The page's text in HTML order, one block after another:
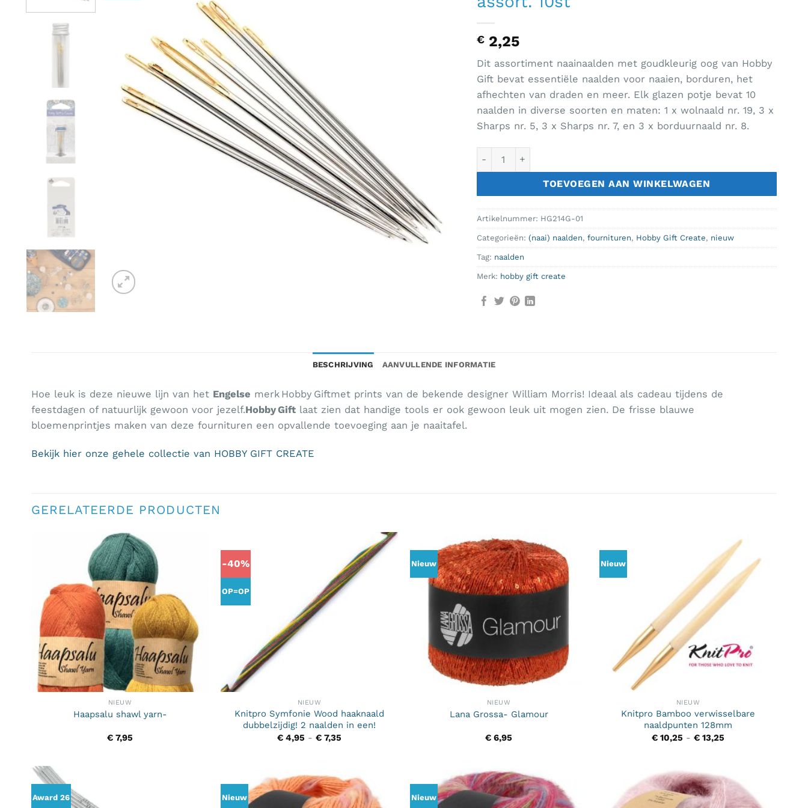
€2,25
Dit assortiment naainaalden met goudkleurig oog van Hobby
Gift bevat essentiële naalden voor naaien, borduren, het
afhechten van draden en meer. Elk glazen potje bevat 10
naalden in diverse soorten en maten: 1 x wolnaald nr. 19, 3 x
Sharps nr. 5, 3 x Sharps nr. 7, en 3 x borduurnaald nr. 8.
TOEVOEGEN AAN WINKELWAGEN
Artikelnummer: HG214G-01
Categorieën: (naai) naalden, fournituren, Hobby Gift Create, nieuw
Tag: naalden
Merk: hobby gift create
BESCHRIJVING AANVULLENDE INFORMATIE
Hoe leuk is deze nieuwe lijn van het Engelse merk Hobby Giftmet prints van de bekende designer William Morris! Ideaal als cadeau tijdens de
feestdagen of natuurlijk gewoon voor jezelf.Hobby Gift laat zien dat handige tools er ook gewoon leuk uit mogen zien. De frisse blauwe
bloemenprintjes maken van deze fournituren een opvallende toevoeging aan je naaitafel.
Bekijk hier onze gehele collectie van HOBBY GIFT CREATE
GERELATEERDE PRODUCTEN
NIEUW
Haapsalu shawl yarn-
€ 7,95
-40%
OP=OP
NIEUW
Knitpro Symfonie Wood haaknaald
dubbelzijdig! 2 naalden in een!
€ 4,95 - € 7,35
Nieuw
NIEUW
Lana Grossa- Glamour
€ 6,95
Nieuw
NIEUW
Knitpro Bamboo verwisselbare
naaldpunten 128mm
€ 10,25 - € 13,25
Award 26 Nieuw Nieuw